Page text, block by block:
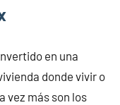
en una
donde vivir o
vez más son los